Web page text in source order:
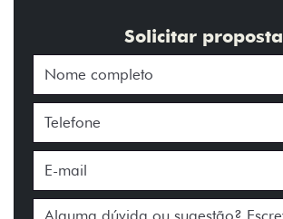
Solicitar proposta